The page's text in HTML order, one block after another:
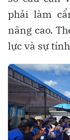
phải làm
nâng cao.
lực và sự